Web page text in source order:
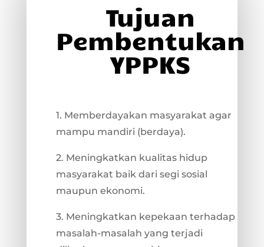
Tujuan
Pembentukan
YPPKS
1. Memberdayakan masyarakat agar
mampu mandiri (berdaya).
2. Meningkatkan kualitas hidup
masyarakat baik dari segi sosial
maupun ekonomi.
3. Meningkatkan kepekaan terhadap
masalah-masalah yang terjadi